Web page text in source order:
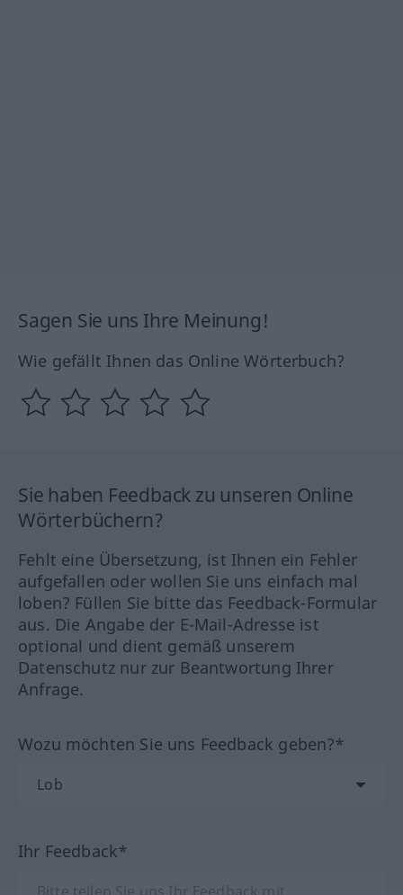
Sagen Sie uns Ihre Meinung!
Wie gefällt Ihnen das Online Wörterbuch?
Sie haben Feedback zu unseren Online
Wörterbüchern?
Fehlt eine Übersetzung, ist Ihnen ein Fehler
aufgefallen oder wollen Sie uns einfach mal
loben? Füllen Sie bitte das Feedback-Formular
aus. Die Angabe der E-Mail-Adresse ist
optional und dient gemäß unserem
Datenschutz nur zur Beantwortung Ihrer
Anfrage.
Wozu möchten Sie uns Feedback geben?*
Ihr Feedback*